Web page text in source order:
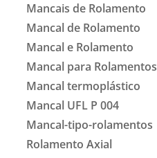
Mancais de Rolamento
Mancal de Rolamento
Mancal e Rolamento
Mancal para Rolamentos
Mancal termoplástico
Mancal UFL P 004
Mancal-tipo-rolamentos
Rolamento Axial